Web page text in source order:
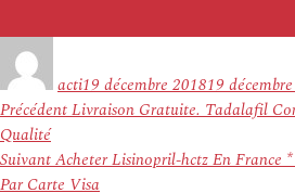
actile
19 décembre 201819
Navigation
de
l’article
PrécédentArticle
Livraison Gratuite. Tadalafil
Qualité
SuivantArticle
suivant :
Acheter Lisinopril-hctz En France
Par Carte Visa